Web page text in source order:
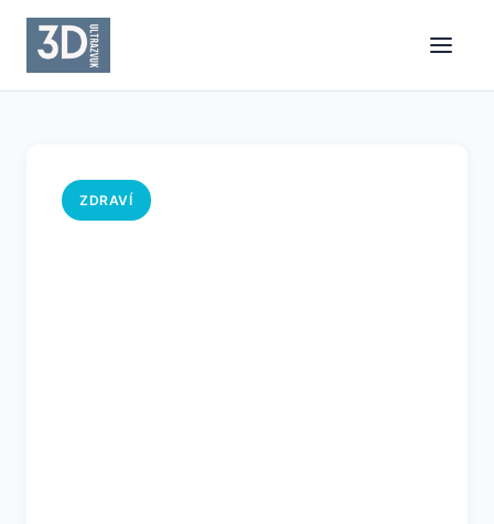
ZDRAVÍ